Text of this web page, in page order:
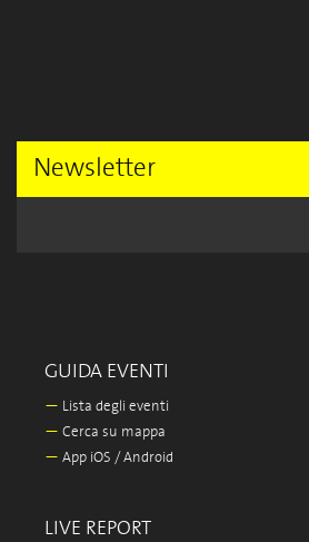
Newsletter
GUIDA EVENTI
— Lista degli eventi
— Cerca su mappa
— App iOS / Android
LIVE REPORT